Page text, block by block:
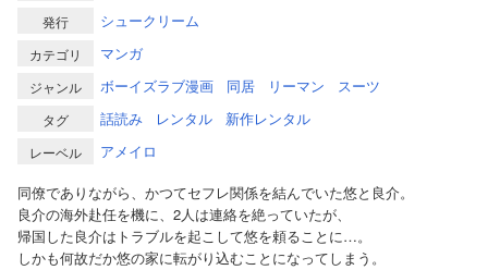
発行 シュークリーム
カテゴリ マンガ
ジャンル ボーイズラブ漫画 同居 リーマン スーツ
タグ 話読み レンタル 新作レンタル
レーベル
アメイロ
同僚でありながら、かつてセフレ関係を結んでいた悠と良介。
良介の海外赴任を機に、2人は連絡を絶っていたが、
帰国した良介はトラブルを起こして悠を頼ることに…。
しかも何故だか悠の家に転がり込むことになってしまう。